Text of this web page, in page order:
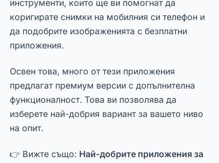
на опит.
👉 Вижте също:Най-добрите приложения за
редактиране на снимки за Android
професионални ефекти с мобилния си
телефон
Snapseed: Поправяне на
редактиране